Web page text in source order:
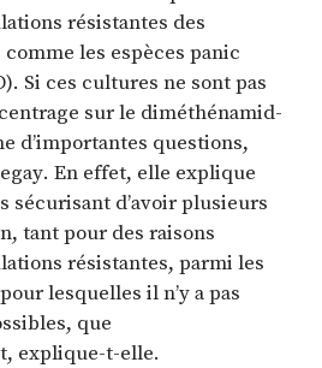
résistantes des
les espèces panic
Si ces cultures ne sont pas
sur le diméthénamid-
d’importantes questions,
En effet, elle explique
sécurisant d’avoir plusieurs
tant pour des raisons
résistantes, parmi les
lesquelles il n’y a pas
que
explique-t-elle.